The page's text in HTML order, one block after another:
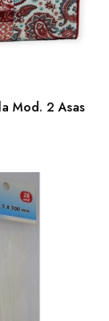
Mod. 2 Asas